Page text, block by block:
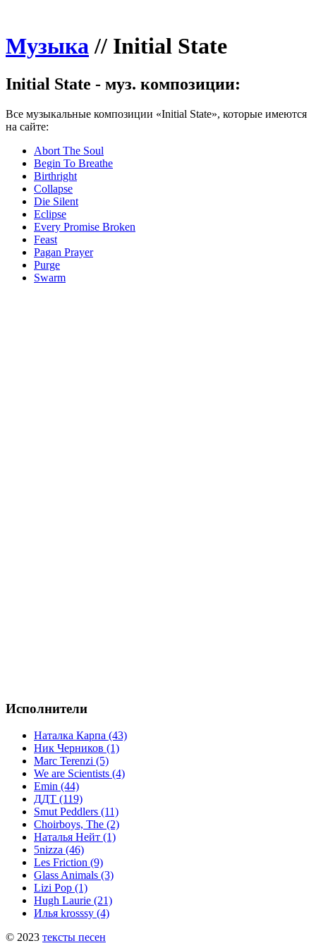
Музыка// Initial State
Initial State - муз. композиции:
Все музыкальные композиции «Initial State», которые имеются
на сайте:
Abort The Soul
Begin To Breathe
Birthright
Collapse
Die Silent
Eclipse
Every Promise Broken
Feast
Pagan Prayer
Purge
Swarm
Исполнители
Наталка Карпа (43)
Ник Черников (1)
Marc Terenzi (5)
We are Scientists (4)
Emin (44)
ДДТ (119)
Smut Peddlers (11)
Choirboys, The (2)
Наталья Нейт (1)
5nizza (46)
Les Friction (9)
Glass Animals (3)
Lizi Pop (1)
Hugh Laurie (21)
Илья krosssy (4)
© 2023 тексты песен